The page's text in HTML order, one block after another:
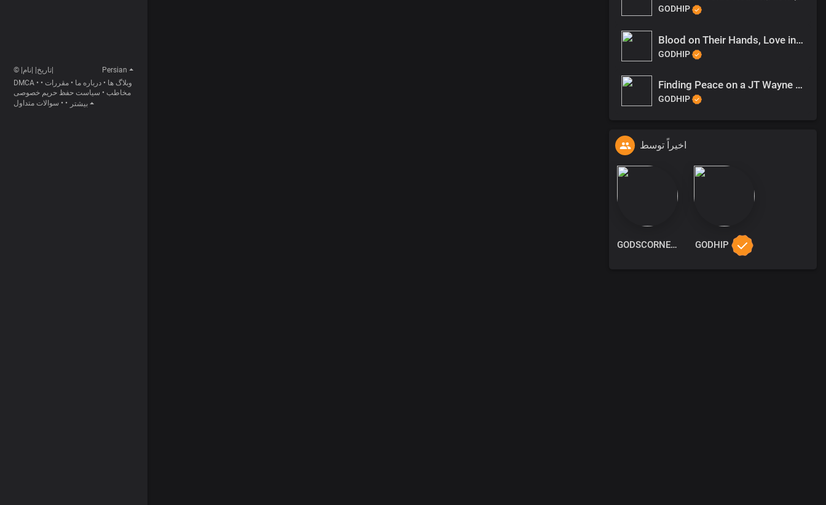
Persian
DMCA • وبلاگ ها • درباره ما • مقررات •
مخاطب • سیاست حفظ حریم خصوصی
• سوالات متداول • بیشتر
GODHIP
Blood on Their Hands, Love in His
GODHIP
Finding Peace on a JT Wayne Beat
GODHIP
اخیراً توسط
GODSCORNER GODHIP